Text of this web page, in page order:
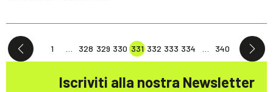
1 328 329 330 331 332 333 334 340
Iscriviti alla nostra Newsletter